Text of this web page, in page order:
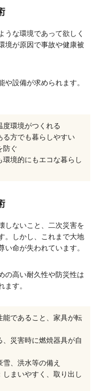
うな環境であって欲しく
境が原因で事故や健康被
設備が求められます。
環境がつくれる
る方でも暮らしやすい
防ぐ
環境的にもエコな暮らし
しないこと、二次災害を
。しかし、これまで大地
命が失われています。
の高い耐久性や防災性は
す。
であること、家具が転
災害時に燃焼器具が自
雪、洪水等の備え
しまいやすく、取り出し